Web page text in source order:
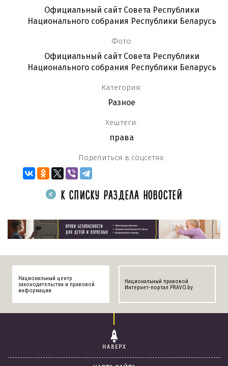
Официальный сайт Совета Республики
Национального собрания Республики Беларусь
Фото:
Официальный сайт Совета Республики
Национального собрания Республики Беларусь
Категория:
Разное
Хештеги:
права
Поделиться в соцсетях:
К СПИСКУ РАЗДЕЛА НОВОСТЕЙ
Национальный центр
законодательства и правовой
информации
Национальный правовой
Интернет-портал PRAVO.by
НАВЕРХ